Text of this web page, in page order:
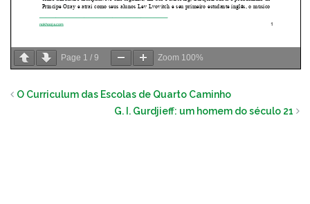
Page 1 / 9 Zoom 100%
O Curriculum das Escolas de Quarto Caminho
G. I. Gurdjieff: um homem do século 21